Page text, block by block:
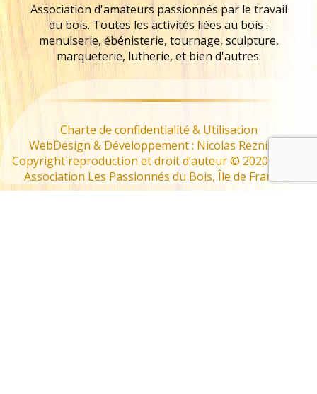
Association d'amateurs passionnés par le travail
du bois. Toutes les activités liées au bois :
menuiserie, ébénisterie, tournage, sculpture,
marqueterie, lutherie, et bien d'autres.
Charte de confidentialité & Utilisation
WebDesign & Développement : Nicolas Reznikoff
Copyright reproduction et droit d’auteur © 2020 – 2022
Association Les Passionnés du Bois, Île de France –